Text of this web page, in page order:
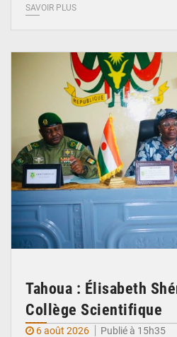
SAVOIR PLUS
Tahoua : Élisabeth
Collège Scientifique
6 août 2026
Publié à 15h35